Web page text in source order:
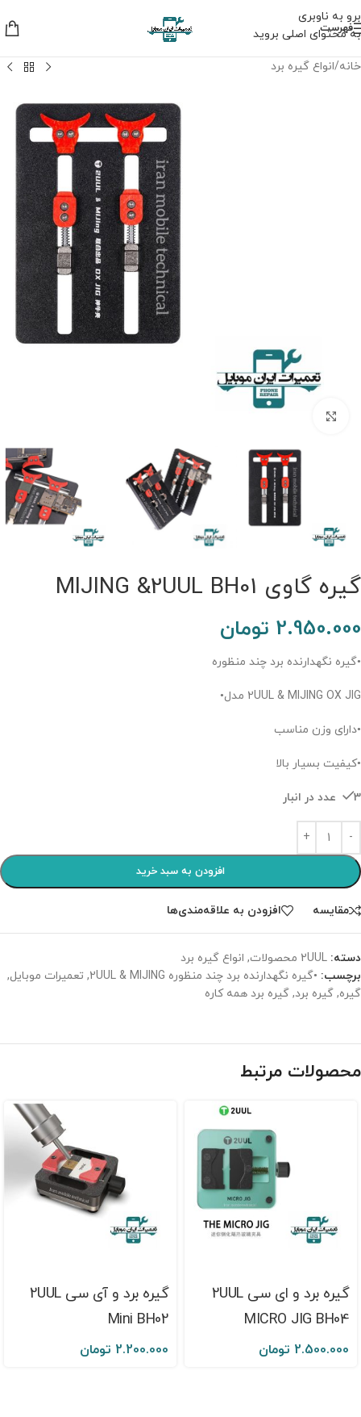
برو به ناوبری
به محتوای اصلی بروید
فهرست
خانه/انواع گیره برد
گیره گاوی MIJING &2UUL BH01
2.950.000 تومان
•گیره نگهدارنده برد چند منظوره
2UUL & MIJING OX JIG مدل•
•دارای وزن مناسب
•کیفیت بسیار بالا
3 عدد در انبار
افزودن به سبد خرید
مقایسه افزودن به علاقه‌مندی‌ها
دسته: 2UUL محصولات , انواع گیره برد
برچسب: •گیره نگهدارنده برد چند منظوره 2UUL & MIJING , تعمیرات موبایل,
گیره, گیره برد, گیره برد همه کاره
محصولات مرتبط
گیره برد و ای سی 2UUL
MICRO JIG BH04
2.500.000 تومان
گیره برد و آی سی 2UUL
Mini BH02
2.200.000 تومان